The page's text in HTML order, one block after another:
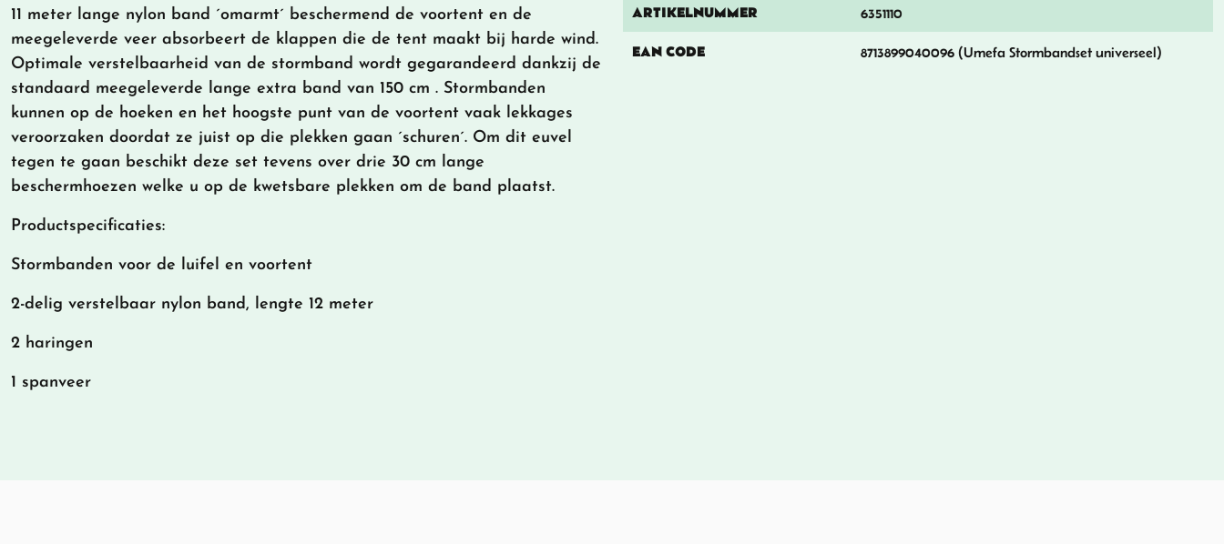
11 meter lange nylon band ´omarmt´ beschermend de voortent en de
meegeleverde veer absorbeert de klappen die de tent maakt bij harde wind.
Optimale verstelbaarheid van de stormband wordt gegarandeerd dankzij de
standaard meegeleverde lange extra band van 150 cm . Stormbanden
kunnen op de hoeken en het hoogste punt van de voortent vaak lekkages
veroorzaken doordat ze juist op die plekken gaan ´schuren´. Om dit euvel
tegen te gaan beschikt deze set tevens over drie 30 cm lange
beschermhoezen welke u op de kwetsbare plekken om de band plaatst.
Productspecificaties:
Stormbanden voor de luifel en voortent
2-delig verstelbaar nylon band, lengte 12 meter
2 haringen
1 spanveer
ARTIKELNUMMER 6351110
EAN CODE 8713899040096 (Umefa Stormbandset universeel)